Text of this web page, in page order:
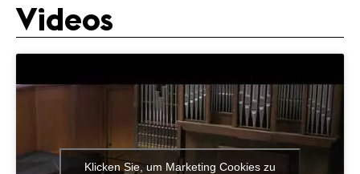
Videos
Klicken Sie, um Marketing Cookies zu